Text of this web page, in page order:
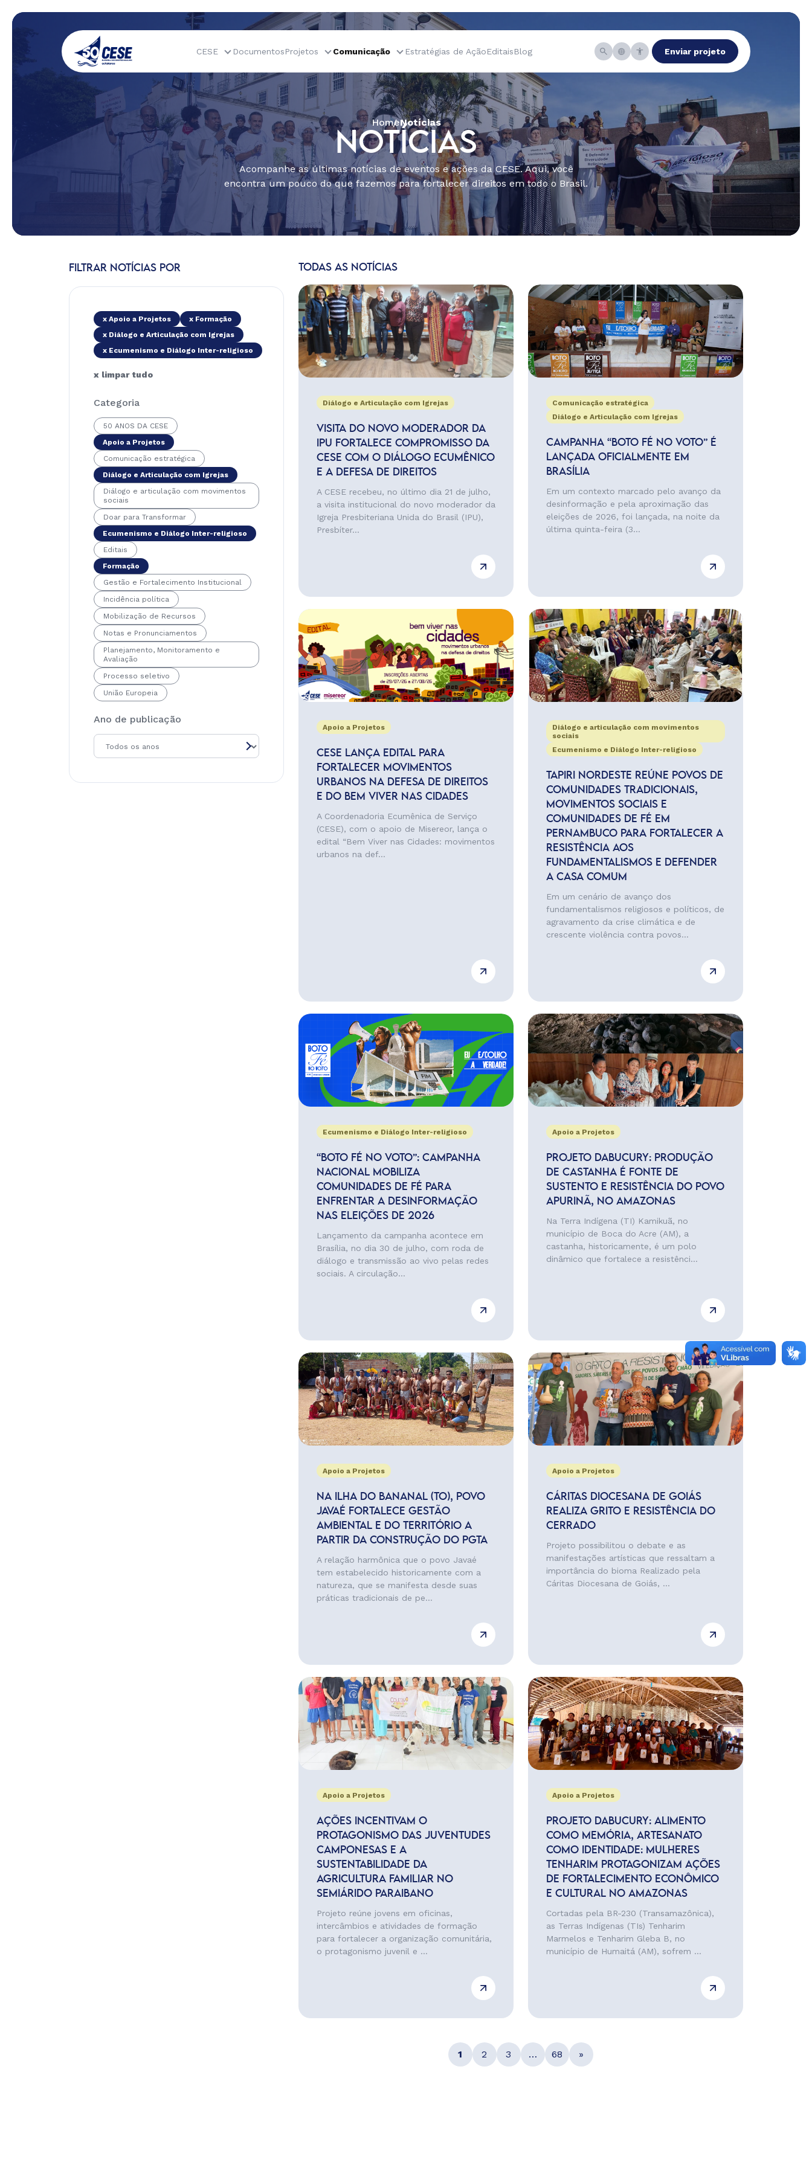
CESE DocumentosProjetos Comunicação Estratégias de AçãoEditaisBlog Enviar projeto
HomeNotícias
NOTÍCIAS
Acompanhe as últimas notícias de eventos e ações da CESE. Aqui, você
encontra um pouco do que fazemos para fortalecer direitos em todo o Brasil.
FILTRAR NOTÍCIAS POR
x Apoio a Projetos
x Formação
x Diálogo e Articulação com Igrejas
x Ecumenismo e Diálogo Inter-religioso
x limpar tudo
Categoria
50 ANOS DA CESE
Apoio a Projetos
Comunicação estratégica
Diálogo e Articulação com Igrejas
Diálogo e articulação com movimentos
sociais
Doar para Transformar
Ecumenismo e Diálogo Inter-religioso
Editais
Formação
Gestão e Fortalecimento Institucional
Incidência política
Mobilização de Recursos
Notas e Pronunciamentos
Planejamento, Monitoramento e
Avaliação
Processo seletivo
União Europeia
Ano de publicação
TODAS AS NOTÍCIAS
Diálogo e Articulação com Igrejas
VISITA DO NOVO MODERADOR DA
IPU FORTALECE COMPROMISSO DA
CESE COM O DIÁLOGO ECUMÊNICO
E A DEFESA DE DIREITOS
A CESE recebeu, no último dia 21 de julho,
a visita institucional do novo moderador da
Igreja Presbiteriana Unida do Brasil (IPU),
Presbíter...
Comunicação estratégica
Diálogo e Articulação com Igrejas
CAMPANHA “BOTO FÉ NO VOTO” É
LANÇADA OFICIALMENTE EM
BRASÍLIA
Em um contexto marcado pelo avanço da
desinformação e pela aproximação das
eleições de 2026, foi lançada, na noite da
última quinta-feira (3...
Apoio a Projetos
CESE LANÇA EDITAL PARA
FORTALECER MOVIMENTOS
URBANOS NA DEFESA DE DIREITOS
E DO BEM VIVER NAS CIDADES
A Coordenadoria Ecumênica de Serviço
(CESE), com o apoio de Misereor, lança o
edital “Bem Viver nas Cidades: movimentos
urbanos na def...
Diálogo e articulação com movimentos
sociais
Ecumenismo e Diálogo Inter-religioso
TAPIRI NORDESTE REÚNE POVOS DE
COMUNIDADES TRADICIONAIS,
MOVIMENTOS SOCIAIS E
COMUNIDADES DE FÉ EM
PERNAMBUCO PARA FORTALECER A
RESISTÊNCIA AOS
FUNDAMENTALISMOS E DEFENDER
A CASA COMUM
Em um cenário de avanço dos
fundamentalismos religiosos e políticos, de
agravamento da crise climática e de
crescente violência contra povos...
Ecumenismo e Diálogo Inter-religioso
“BOTO FÉ NO VOTO”: CAMPANHA
NACIONAL MOBILIZA
COMUNIDADES DE FÉ PARA
ENFRENTAR A DESINFORMAÇÃO
NAS ELEIÇÕES DE 2026
Lançamento da campanha acontece em
Brasília, no dia 30 de julho, com roda de
diálogo e transmissão ao vivo pelas redes
sociais. A circulação...
Apoio a Projetos
PROJETO DABUCURY: PRODUÇÃO
DE CASTANHA É FONTE DE
SUSTENTO E RESISTÊNCIA DO POVO
APURINÃ, NO AMAZONAS
Na Terra Indígena (TI) Kamikuã, no
município de Boca do Acre (AM), a
castanha, historicamente, é um polo
dinâmico que fortalece a resistênci...
Apoio a Projetos
NA ILHA DO BANANAL (TO), POVO
JAVAÉ FORTALECE GESTÃO
AMBIENTAL E DO TERRITÓRIO A
PARTIR DA CONSTRUÇÃO DO PGTA
A relação harmônica que o povo Javaé
tem estabelecido historicamente com a
natureza, que se manifesta desde suas
práticas tradicionais de pe...
Apoio a Projetos
CÁRITAS DIOCESANA DE GOIÁS
REALIZA GRITO E RESISTÊNCIA DO
CERRADO
Projeto possibilitou o debate e as
manifestações artísticas que ressaltam a
importância do bioma Realizado pela
Cáritas Diocesana de Goiás, ...
Apoio a Projetos
AÇÕES INCENTIVAM O
PROTAGONISMO DAS JUVENTUDES
CAMPONESAS E A
SUSTENTABILIDADE DA
AGRICULTURA FAMILIAR NO
SEMIÁRIDO PARAIBANO
Projeto reúne jovens em oficinas,
intercâmbios e atividades de formação
para fortalecer a organização comunitária,
o protagonismo juvenil e ...
Apoio a Projetos
PROJETO DABUCURY: ALIMENTO
COMO MEMÓRIA, ARTESANATO
COMO IDENTIDADE: MULHERES
TENHARIM PROTAGONIZAM AÇÕES
DE FORTALECIMENTO ECONÔMICO
E CULTURAL NO AMAZONAS
Cortadas pela BR-230 (Transamazônica),
as Terras Indígenas (TIs) Tenharim
Marmelos e Tenharim Gleba B, no
município de Humaitá (AM), sofrem ...
1 2 3 … 68 »